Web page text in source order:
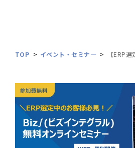
TOP イベント・セミナ―